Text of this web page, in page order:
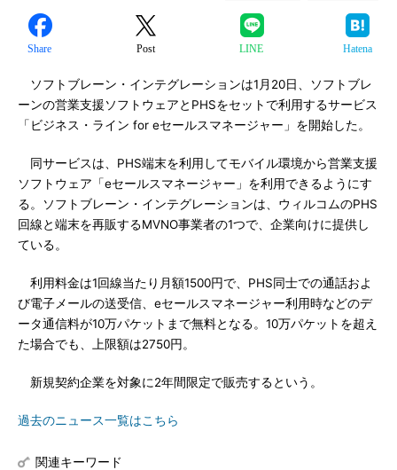
Share Post LINE Hatena
ソフトブレーン・インテグレーションは1月20日、ソフトブレ
ーンの営業支援ソフトウェアとPHSをセットで利用するサービス
「ビジネス・ライン for eセールスマネージャー」を開始した。
同サービスは、PHS端末を利用してモバイル環境から営業支援
ソフトウェア「eセールスマネージャー」を利用できるようにす
る。ソフトブレーン・インテグレーションは、ウィルコムのPHS
回線と端末を再販するMVNO事業者の1つで、企業向けに提供し
ている。
利用料金は1回線当たり月額1500円で、PHS同士での通話およ
び電子メールの送受信、eセールスマネージャー利用時などのデ
ータ通信料が10万パケットまで無料となる。10万パケットを超え
た場合でも、上限額は2750円。
新規契約企業を対象に2年間限定で販売するという。
過去のニュース一覧はこちら
関連キーワード